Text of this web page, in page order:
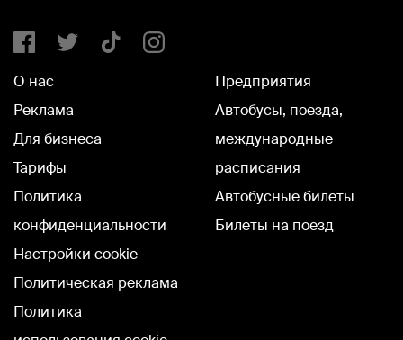
О нас
Реклама
Для бизнеса
Тарифы
Политика
конфиденциальности
Настройки cookie
Политическая реклама
Политика
Предприятия
Автобусы, поезда,
международные
расписания
Автобусные билеты
Билеты на поезд